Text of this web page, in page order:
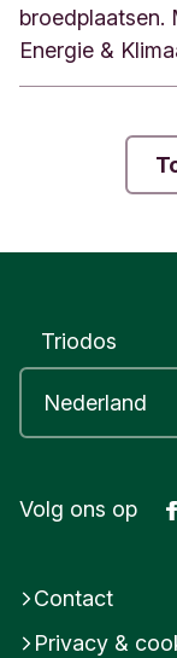
broedplaatsen.
Energie &
Triodos
Volg ons op
Contact
Privacy &